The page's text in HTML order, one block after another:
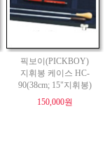
픽보이(PICKBOY)
지휘봉 케이스 HC-
90(38cm; 15"지휘봉)
150,000원